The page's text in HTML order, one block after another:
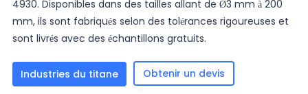
4930. Disponibles dans des tailles allant de Ø3 mm à 200
mm, ils sont fabriqués selon des tolérances rigoureuses et
sont livrés avec des échantillons gratuits.
Industries du titane Obtenir un devis